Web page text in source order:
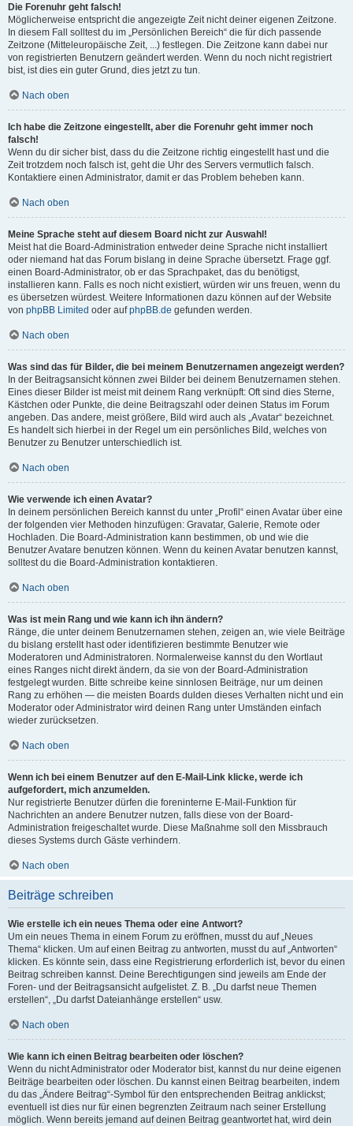
Die Forenuhr geht falsch!
Möglicherweise entspricht die angezeigte Zeit nicht deiner eigenen Zeitzone.
In diesem Fall solltest du im „Persönlichen Bereich“ die für dich passende
Zeitzone (Mitteleuropäische Zeit, ...) festlegen. Die Zeitzone kann dabei nur
von registrierten Benutzern geändert werden. Wenn du noch nicht registriert
bist, ist dies ein guter Grund, dies jetzt zu tun.
Nach oben
Ich habe die Zeitzone eingestellt, aber die Forenuhr geht immer noch
falsch!
Wenn du dir sicher bist, dass du die Zeitzone richtig eingestellt hast und die
Zeit trotzdem noch falsch ist, geht die Uhr des Servers vermutlich falsch.
Kontaktiere einen Administrator, damit er das Problem beheben kann.
Nach oben
Meine Sprache steht auf diesem Board nicht zur Auswahl!
Meist hat die Board-Administration entweder deine Sprache nicht installiert
oder niemand hat das Forum bislang in deine Sprache übersetzt. Frage ggf.
einen Board-Administrator, ob er das Sprachpaket, das du benötigst,
installieren kann. Falls es noch nicht existiert, würden wir uns freuen, wenn du
es übersetzen würdest. Weitere Informationen dazu können auf der Website
von phpBB Limited oder aufphpBB.de gefunden werden.
Nach oben
Was sind das für Bilder, die bei meinem Benutzernamen angezeigt werden?
In der Beitragsansicht können zwei Bilder bei deinem Benutzernamen stehen.
Eines dieser Bilder ist meist mit deinem Rang verknüpft: Oft sind dies Sterne,
Kästchen oder Punkte, die deine Beitragszahl oder deinen Status im Forum
angeben. Das andere, meist größere, Bild wird auch als „Avatar“ bezeichnet.
Es handelt sich hierbei in der Regel um ein persönliches Bild, welches von
Benutzer zu Benutzer unterschiedlich ist.
Nach oben
Wie verwende ich einen Avatar?
In deinem persönlichen Bereich kannst du unter „Profil“ einen Avatar über eine
der folgenden vier Methoden hinzufügen: Gravatar, Galerie, Remote oder
Hochladen. Die Board-Administration kann bestimmen, ob und wie die
Benutzer Avatare benutzen können. Wenn du keinen Avatar benutzen kannst,
solltest du die Board-Administration kontaktieren.
Nach oben
Was ist mein Rang und wie kann ich ihn ändern?
Ränge, die unter deinem Benutzernamen stehen, zeigen an, wie viele Beiträge
du bislang erstellt hast oder identifizieren bestimmte Benutzer wie
Moderatoren und Administratoren. Normalerweise kannst du den Wortlaut
eines Ranges nicht direkt ändern, da sie von der Board-Administration
festgelegt wurden. Bitte schreibe keine sinnlosen Beiträge, nur um deinen
Rang zu erhöhen — die meisten Boards dulden dieses Verhalten nicht und ein
Moderator oder Administrator wird deinen Rang unter Umständen einfach
wieder zurücksetzen.
Nach oben
Wenn ich bei einem Benutzer auf den E-Mail-Link klicke, werde ich
aufgefordert, mich anzumelden.
Nur registrierte Benutzer dürfen die foreninterne E-Mail-Funktion für
Nachrichten an andere Benutzer nutzen, falls diese von der Board-
Administration freigeschaltet wurde. Diese Maßnahme soll den Missbrauch
dieses Systems durch Gäste verhindern.
Nach oben
Beiträge schreiben
Wie erstelle ich ein neues Thema oder eine Antwort?
Um ein neues Thema in einem Forum zu eröffnen, musst du auf „Neues
Thema“ klicken. Um auf einen Beitrag zu antworten, musst du auf „Antworten“
klicken. Es könnte sein, dass eine Registrierung erforderlich ist, bevor du einen
Beitrag schreiben kannst. Deine Berechtigungen sind jeweils am Ende der
Foren- und der Beitragsansicht aufgelistet. Z. B. „Du darfst neue Themen
erstellen“, „Du darfst Dateianhänge erstellen“ usw.
Nach oben
Wie kann ich einen Beitrag bearbeiten oder löschen?
Wenn du nicht Administrator oder Moderator bist, kannst du nur deine eigenen
Beiträge bearbeiten oder löschen. Du kannst einen Beitrag bearbeiten, indem
du das „Ändere Beitrag“-Symbol für den entsprechenden Beitrag anklickst;
eventuell ist dies nur für einen begrenzten Zeitraum nach seiner Erstellung
möglich. Wenn bereits jemand auf deinen Beitrag geantwortet hat, wird dein